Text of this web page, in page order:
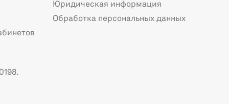
Юридическая информация
Обработка персональных данных